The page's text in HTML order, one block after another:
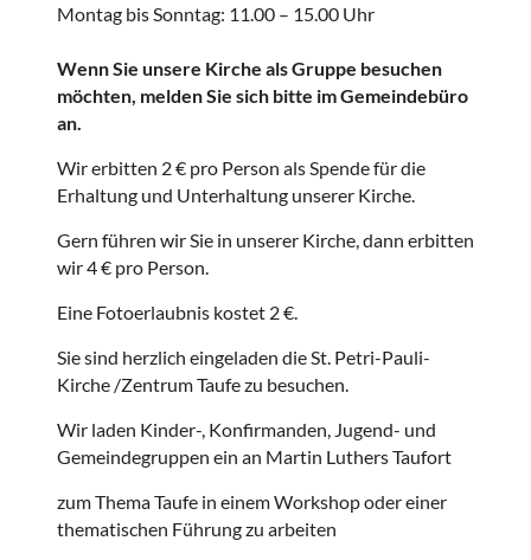
Montag bis Sonntag: 11.00 – 15.00 Uhr
Wenn Sie unsere Kirche als Gruppe besuchen
möchten, melden Sie sich bitte im Gemeindebüro
an.
Wir erbitten 2 € pro Person als Spende für die
Erhaltung und Unterhaltung unserer Kirche.
Gern führen wir Sie in unserer Kirche, dann erbitten
wir 4 € pro Person.
Eine Fotoerlaubnis kostet 2 €.
Sie sind herzlich eingeladen die St. Petri-Pauli-
Kirche /Zentrum Taufe zu besuchen.
Wir laden Kinder-, Konfirmanden, Jugend- und
Gemeindegruppen ein an Martin Luthers Taufort
zum Thema Taufe in einem Workshop oder einer
thematischen Führung zu arbeiten